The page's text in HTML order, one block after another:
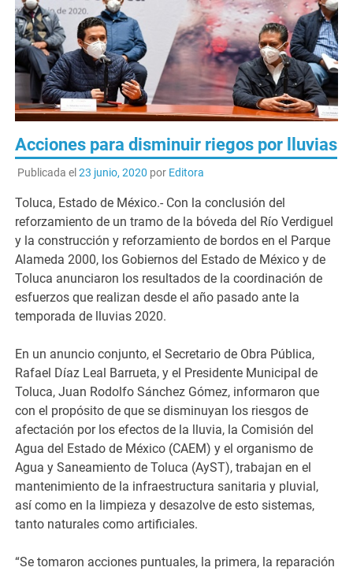
Acciones para disminuir riegos por lluvias
Publicada el 23 junio, 2020 por Editora
Toluca, Estado de México.- Con la conclusión del
reforzamiento de un tramo de la bóveda del Río Verdiguel
y la construcción y reforzamiento de bordos en el Parque
Alameda 2000, los Gobiernos del Estado de México y de
Toluca anunciaron los resultados de la coordinación de
esfuerzos que realizan desde el año pasado ante la
temporada de lluvias 2020.
En un anuncio conjunto, el Secretario de Obra Pública,
Rafael Díaz Leal Barrueta, y el Presidente Municipal de
Toluca, Juan Rodolfo Sánchez Gómez, informaron que
con el propósito de que se disminuyan los riesgos de
afectación por los efectos de la lluvia, la Comisión del
Agua del Estado de México (CAEM) y el organismo de
Agua y Saneamiento de Toluca (AyST), trabajan en el
mantenimiento de la infraestructura sanitaria y pluvial,
así como en la limpieza y desazolve de esto sistemas,
tanto naturales como artificiales.
“Se tomaron acciones puntuales, la primera, la reparación